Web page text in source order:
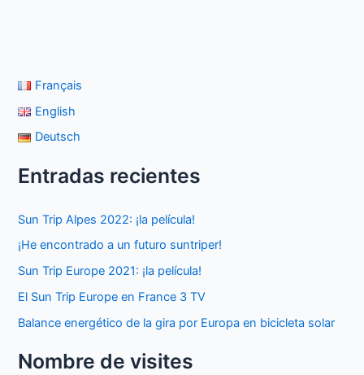
Français
English
Deutsch
Entradas recientes
Sun Trip Alpes 2022: ¡la película!
¡He encontrado a un futuro suntriper!
Sun Trip Europe 2021: ¡la película!
El Sun Trip Europe en France 3 TV
Balance energético de la gira por Europa en bicicleta solar
Nombre de visites